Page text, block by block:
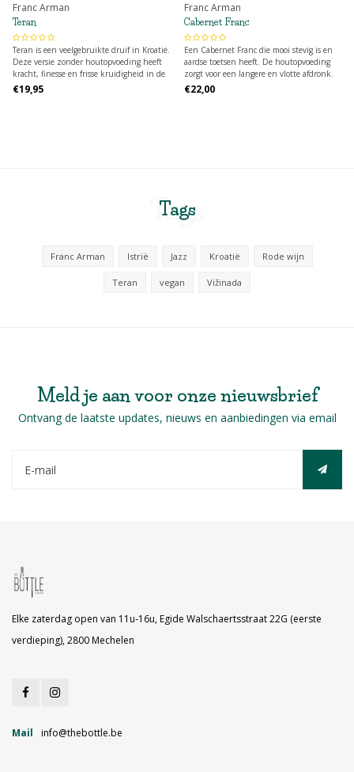
Franc Arman
Teran
Teran is een veelgebruikte druif in Kroatië.
Deze versie zonder houtopvoeding heeft
kracht, finesse en frisse kruidigheid in de
vorm van munt en eucalyptus.
€19,95
Franc Arman
Cabernet Franc
Een Cabernet Franc die mooi stevig is en
aardse toetsen heeft. De houtopvoeding
zorgt voor een langere en vlotte afdronk.
€22,00
Tags
Tags
Franc Arman Istrië Jazz Kroatië Rode wijn
Teran vegan Vižinada
Meld je aan voor onze nieuwsbrief
Ontvang de laatste updates, nieuws en aanbiedingen via email
Elke zaterdag open van 11u-16u, Egide Walschaertsstraat 22G (eerste
verdieping), 2800 Mechelen
Mail info@thebottle.be